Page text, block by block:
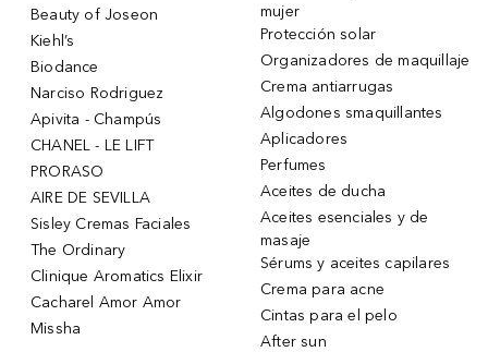
Beauty of Joseon
Kiehl’s
Biodance
Narciso Rodriguez
Apivita - Champús
CHANEL - LE LIFT
PRORASO
AIRE DE SEVILLA
Sisley Cremas Faciales
The Ordinary
Clinique Aromatics Elixir
Cacharel Amor Amor
Missha
mujer
Protección solar
Organizadores de maquillaje
Crema antiarrugas
Algodones smaquillantes
Aplicadores
Perfumes
Aceites de ducha
Aceites esenciales y de
masaje
Sérums y aceites capilares
Crema para acne
Cintas para el pelo
After sun